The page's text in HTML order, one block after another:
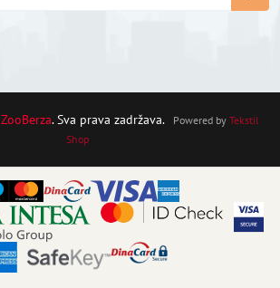
ZooBerza. Sva prava zadržava. Powered by Tekstil
Shop